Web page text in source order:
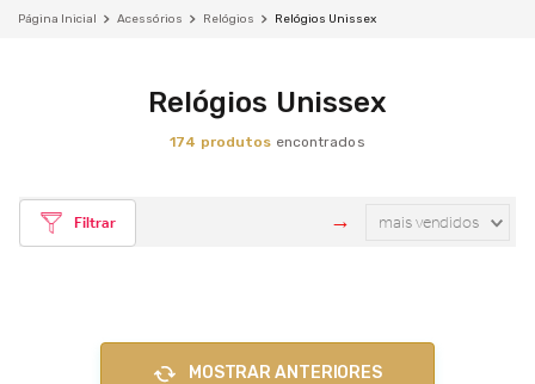
Acessórios Relógios Relógios Unissex
Relógios Unissex
174 produtos
Filtrar mais vendidos
MOSTRAR ANTERIORES